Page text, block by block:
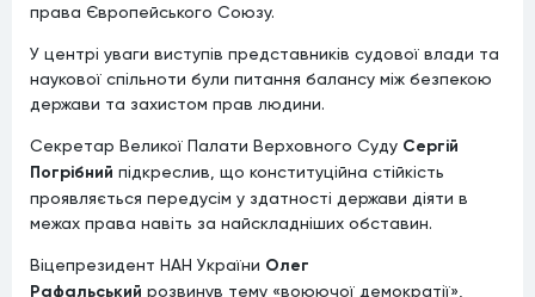
права Європейського Союзу.
У центрі уваги виступів представників судової влади та
наукової спільноти були питання балансу між безпекою
держави та захистом прав людини.
Секретар Великої Палати Верховного Суду Сергій
Погрібний підкреслив, що конституційна стійкість
проявляється передусім у здатності держави діяти в
межах права навіть за найскладніших обставин.
Віцепрезидент НАН України Олег
Рафальський розвинув тему «воюючої демократії»,